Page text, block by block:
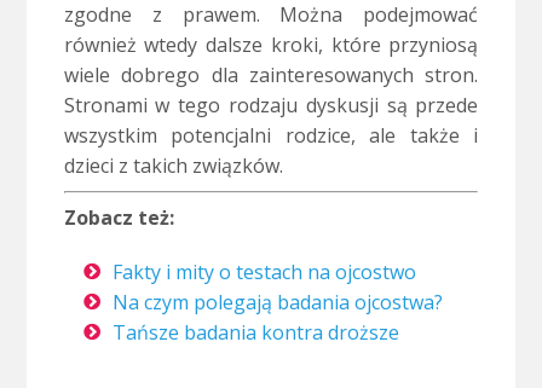
zgodne z prawem. Można podejmować
również wtedy dalsze kroki, które przyniosą
wiele dobrego dla zainteresowanych stron.
Stronami w tego rodzaju dyskusji są przede
wszystkim potencjalni rodzice, ale także i
dzieci z takich związków.
Zobacz też:
Fakty i mity o testach na ojcostwo
Na czym polegają badania ojcostwa?
Tańsze badania kontra droższe